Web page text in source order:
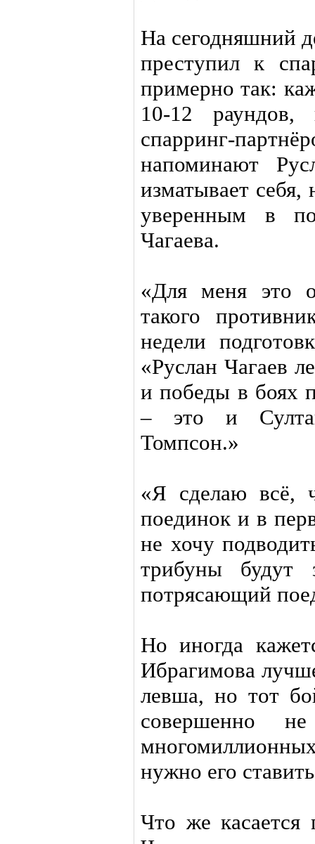
На сегодняшний
преступил к
примерно так:
10-12
спарринг-
напоминают
изматывает
уверенным в
Чагаева.
«Для меня это
такого
недели
«Руслан Чагаев
и победы в боях
– это и
Томпсон.»
«Я сделаю всё,
поединок и в
не хочу
трибуны будут
потрясающий
Но иногда
Ибрагимова
левша, но тот
совершенно
нужно его
Что же касается